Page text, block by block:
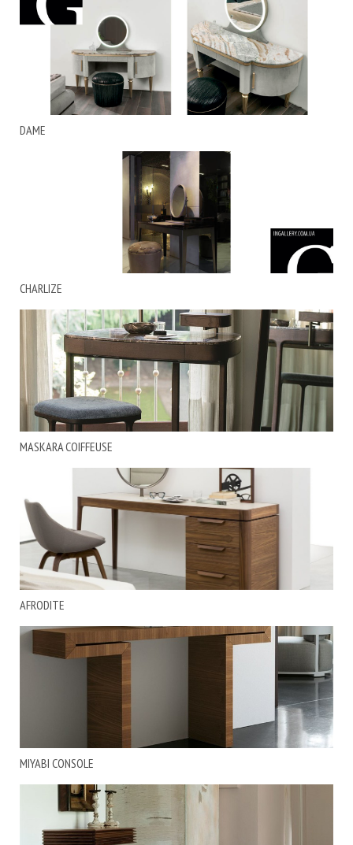
DAME
CHARLIZE
MASKARA COIFFEUSE
AFRODITE
MIYABI CONSOLE